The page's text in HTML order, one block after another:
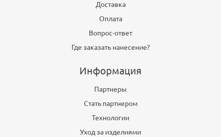
Доставка
Оплата
Вопрос-ответ
Где заказать нанесение?
Информация
Партнеры
Стать партнером
Технологии
Уход за изделиями